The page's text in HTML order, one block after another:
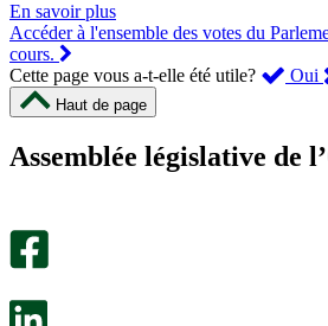
En savoir plus
Accéder à l'ensemble des votes du
cours.
Cette page vous a-t-elle été utile?
Oui ,
Haut de page
Assemblée législative de